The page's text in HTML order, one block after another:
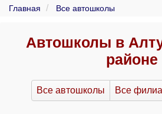
Главная Все автошколы
Автошколы в
районе
Все автошколы Все